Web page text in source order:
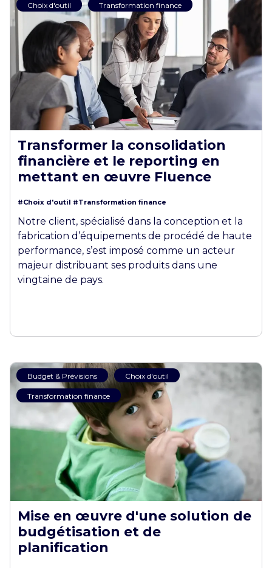
Choix d'outil Transformation finance
Transformer la consolidation
financière et le reporting en
mettant en œuvre Fluence
#Choix d'outil #Transformation finance
Notre client, spécialisé dans la conception et la
fabrication d’équipements de procédé de haute
performance, s’est imposé comme un acteur
majeur distribuant ses produits dans une
vingtaine de pays.​
Budget & Prévisions Choix d'outil
Transformation finance
Mise en œuvre d'une solution de
budgétisation et de
planification